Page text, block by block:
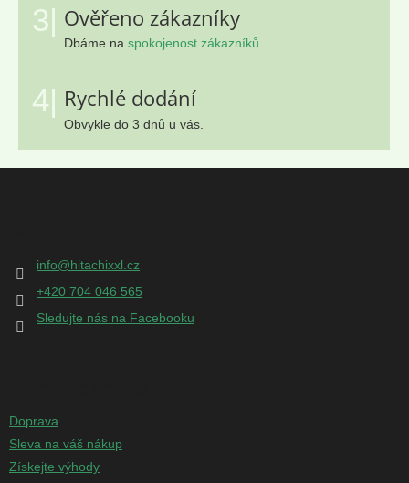
3| Ověřeno zákazníky
Dbáme na spokojenost zákazníků
4| Rychlé dodání
Obvykle do 3 dnů u vás.
Z
info@hitachixxl.cz
+420 704 046 565
Sledujte nás na Facebooku
Doprava
Sleva na váš nákup
Získejte výhody